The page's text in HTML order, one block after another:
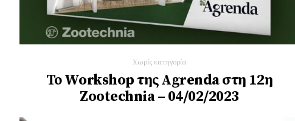
Χωρίς κατηγορία
Το Workshop της Agrenda στη 12η
Zootechnia – 04/02/2023